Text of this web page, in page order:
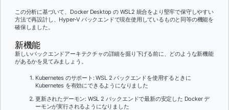
この分析に基づいて、Docker Desktop の WSL2 統合をより堅牢で保守しやすい
方法で再設計し、Hyper-V バックエンドで現在使用しているものと同等の機能を
確保しました。
新機能
新しいバックエンドアーキテクチャの詳細を掘り下げる前に、どのような新機能
があるかを見てみましょう。
Kubernetes のサポート: WSL 2 バックエンドを使用するときに
Kubernetes を有効にできるようになりました
更新されたデーモン: WSL 2 バックエンドで最新の安定した Docker デ
ーモンが実行されるようになりました